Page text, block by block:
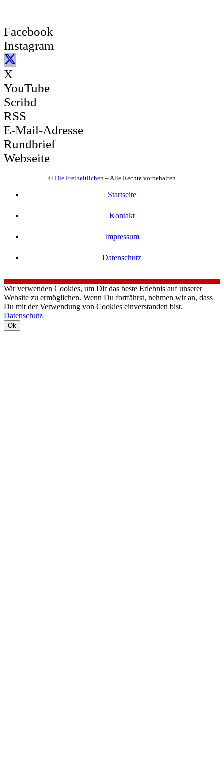
Facebook
Instagram
X
YouTube
Scribd
RSS
E-Mail-Adresse
Rundbrief
Webseite
© Die Freiheitlichen – Alle Rechte vorbehalten
Startseite
Kontakt
Impressum
Datenschutz
Wir verwenden Cookies, um Dir das beste Erlebnis auf unserer
Website zu ermöglichen. Wenn Du fortfährst, nehmen wir an, dass
Du mit der Verwendung von Cookies einverstanden bist.
Datenschutz
Ok